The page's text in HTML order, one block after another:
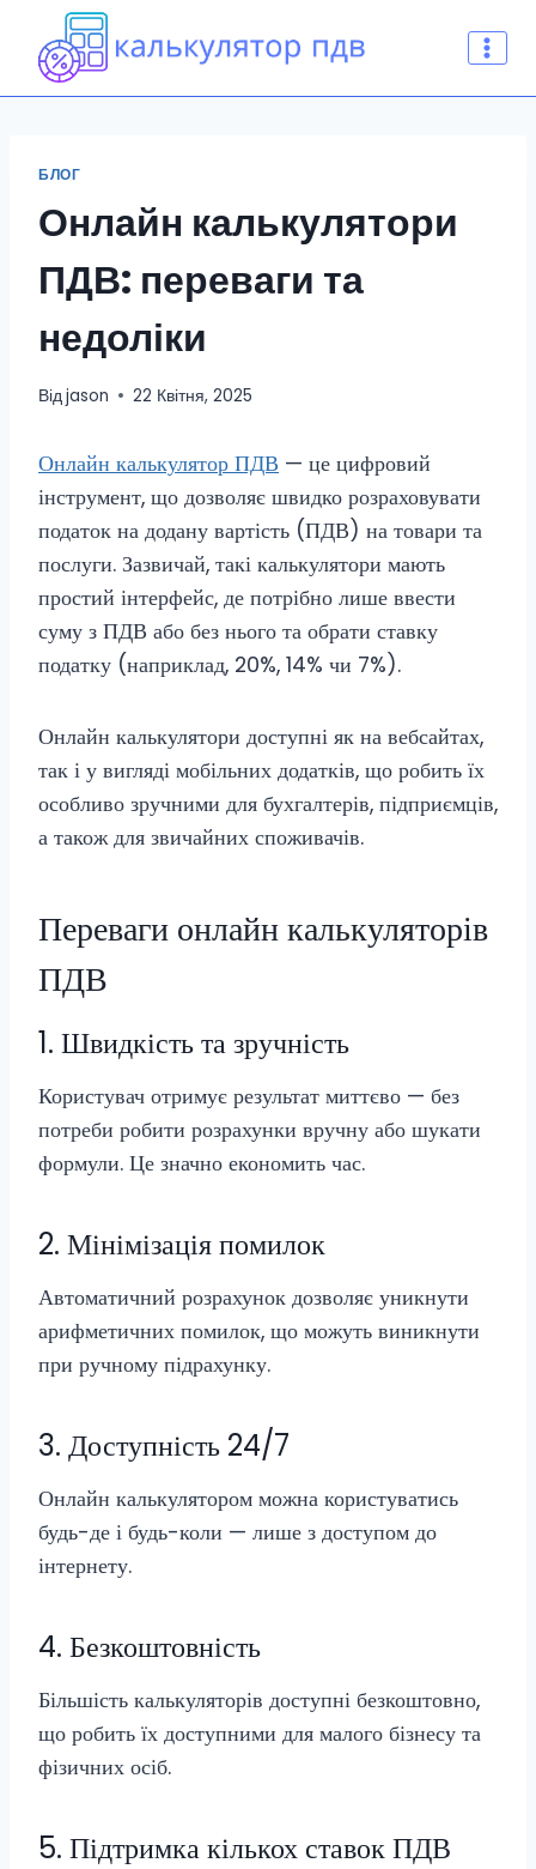
Перейти
вмісту
БЛОГ
Онлайн калькулятори
ПДВ: переваги та
недоліки
Відjason 22 Квітня, 2025
Онлайн калькулятор ПДВ — це цифровий
інструмент, що дозволяє швидко розраховувати
податок на додану вартість (ПДВ) на товари та
послуги. Зазвичай, такі калькулятори мають
простий інтерфейс, де потрібно лише ввести
суму з ПДВ або без нього та обрати ставку
податку (наприклад, 20%, 14% чи 7%).
Онлайн калькулятори доступні як на вебсайтах,
так і у вигляді мобільних додатків, що робить їх
особливо зручними для бухгалтерів, підприємців,
а також для звичайних споживачів.
Переваги онлайн калькуляторів
ПДВ
1. Швидкість та зручність
Користувач отримує результат миттєво — без
потреби робити розрахунки вручну або шукати
формули. Це значно економить час.
2. Мінімізація помилок
Автоматичний розрахунок дозволяє уникнути
арифметичних помилок, що можуть виникнути
при ручному підрахунку.
3. Доступність 24/7
Онлайн калькулятором можна користуватись
будь-де і будь-коли — лише з доступом до
інтернету.
4. Безкоштовність
Більшість калькуляторів доступні безкоштовно,
що робить їх доступними для малого бізнесу та
фізичних осіб.
5. Підтримка кількох ставок ПДВ